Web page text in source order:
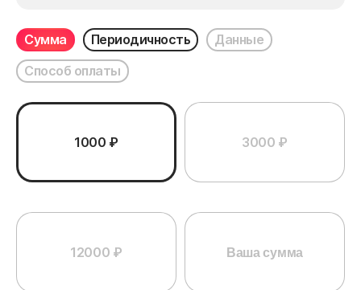
Сумма Периодичность
Данные
Способ оплаты
1000 ₽ 3000 ₽
12000 ₽